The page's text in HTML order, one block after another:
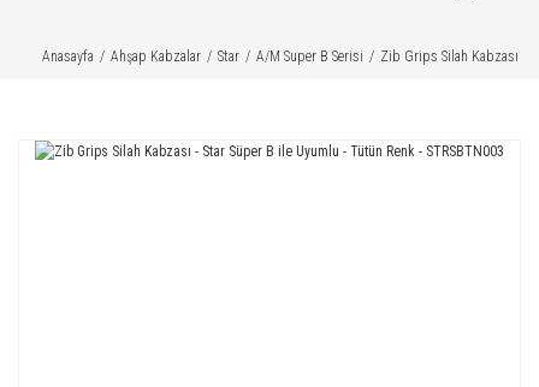
Anasayfa Ahşap Kabzalar Star A/M Super B Serisi Zib Grips Silah Kabzası -